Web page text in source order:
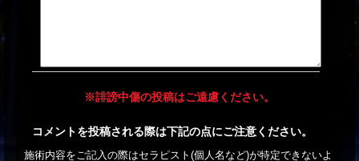
※誹謗中傷の投稿はご遠慮ください。
コメントを投稿される際は下記の点にご注意ください。
施術内容をご記入の際はセラピスト(個人名など)が特定できないよ